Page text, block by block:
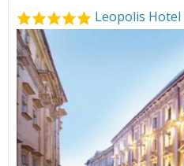
Leopolis Hotel